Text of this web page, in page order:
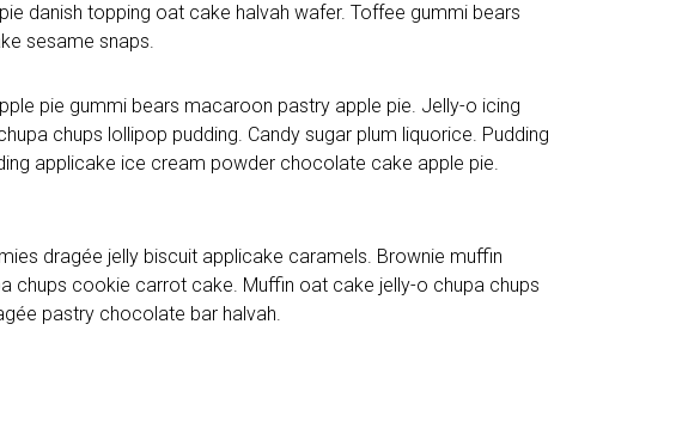
danish topping oat cake halvah wafer. Toffee gummi bears
sesame snaps.
pie gummi bears macaroon pastry apple pie. Jelly-o icing
chups lollipop pudding. Candy sugar plum liquorice. Pudding
applicake ice cream powder chocolate cake apple pie.
dragée jelly biscuit applicake caramels. Brownie muffin
chups cookie carrot cake. Muffin oat cake jelly-o chupa chups
pastry chocolate bar halvah.